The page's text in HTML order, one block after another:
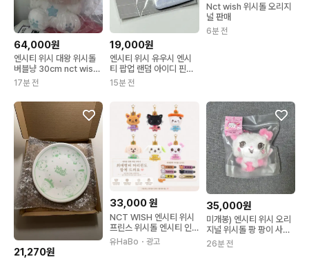
64,000원
엔시티 위시 대왕 위시돌
버블냥 30cm nct wish
유우시 미개봉
17분 전
19,000원
엔시티 위시 유우시 엔시
티 팝업 랜덤 아이디 핀버
튼 핀뱃지 미개봉 양도 분
철 위시돌 버블냥 엠디 포
15분 전
Nct wish 위시돌 오리지
널 판매
6분 전
21,270원
33,000원
NCT WISH 엔시티 위시
프린스 위시돌 엔시티 인
형 팡이 사쿠야, 1개
유HaBo ・광고
35,000원
미개봉) 엔시티 위시 오리
지널 위시돌 팡 팡이 사쿠
야 인형 포켓 댕트리버 룐
룐 시오닝 쿠리 버블냥
26분 전